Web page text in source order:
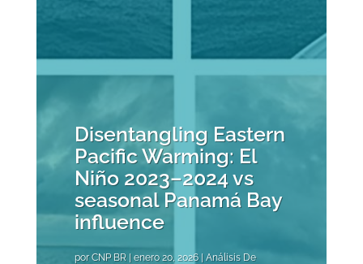
Disentangling Eastern
Pacific Warming: El
Niño 2023–2024 vs
seasonal Panamá Bay
influence
porCNP BR| enero 20, 2026| Análisis De